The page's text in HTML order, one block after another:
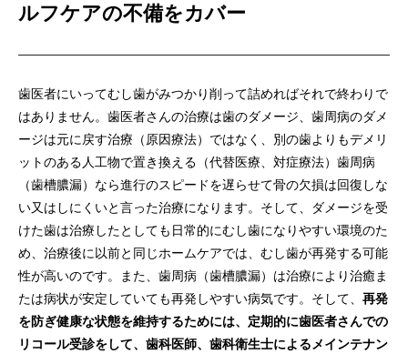
ルフケアの不備をカバー
歯医者にいってむし歯がみつかり削って詰めればそれで終わりで
はありません。歯医者さんの治療は歯のダメージ、歯周病のダメ
ージは元に戻す治療（原因療法）ではなく、別の歯よりもデメリ
ットのある人工物で置き換える（代替医療、対症療法）歯周病
（歯槽膿漏）なら進行のスピードを遅らせて骨の欠損は回復しな
い又はしにくいと言った治療になります。そして、ダメージを受
けた歯は治療したとしても日常的にむし歯になりやすい環境のた
め、治療後に以前と同じホームケアでは、むし歯が再発する可能
性が高いのです。また、歯周病（歯槽膿漏）は治療により治癒ま
たは病状が安定していても再発しやすい病気です。そして、 再発
を防ぎ健康な状態を維持するためには、定期的に歯医者さんでの
リコール受診をして、歯科医師、歯科衛生士によるメインテナン